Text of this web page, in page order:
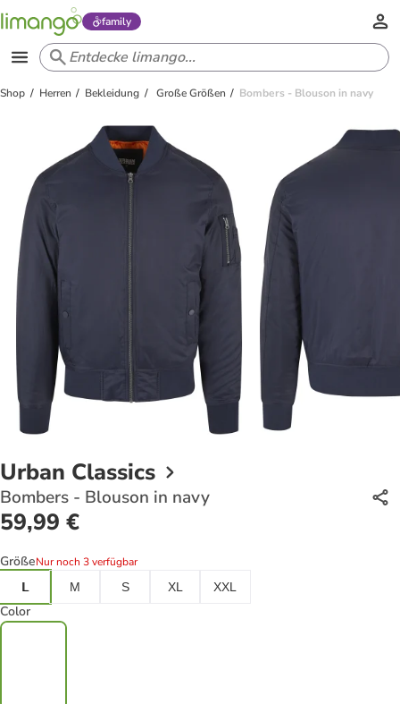
family
Shop Herren Bekleidung Große Größen Bombers - Blouson in navy
Urban Classics
Bombers - Blouson in navy
59,99 €
GrößeNur noch 3 verfügbar
L
M S XL XXL
Color